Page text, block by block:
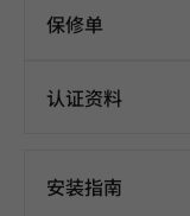
保修单
认证资料
安装指南